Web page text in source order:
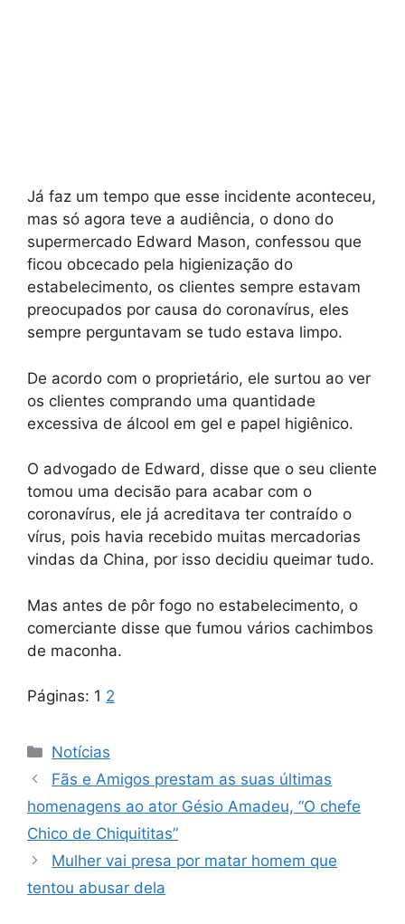
Já faz um tempo que esse incidente aconteceu,
mas só agora teve a audiência, o dono do
supermercado Edward Mason, confessou que
ficou obcecado pela higienização do
estabelecimento, os clientes sempre estavam
preocupados por causa do coronavírus, eles
sempre perguntavam se tudo estava limpo.
De acordo com o proprietário, ele surtou ao ver
os clientes comprando uma quantidade
excessiva de álcool em gel e papel higiênico.
O advogado de Edward, disse que o seu cliente
tomou uma decisão para acabar com o
coronavírus, ele já acreditava ter contraído o
vírus, pois havia recebido muitas mercadorias
vindas da China, por isso decidiu queimar tudo.
Mas antes de pôr fogo no estabelecimento, o
comerciante disse que fumou vários cachimbos
de maconha.
Páginas: 1 2
Categorias
Notícias
Fãs e Amigos prestam as suas últimas
homenagens ao ator Gésio Amadeu, “O chefe
Chico de Chiquititas”
Mulher vai presa por matar homem que
tentou abusar dela